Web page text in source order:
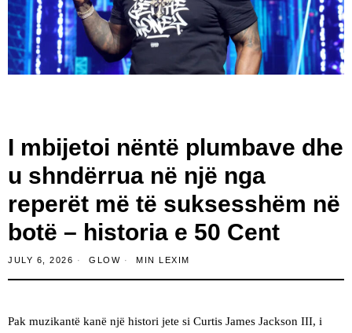
I mbijetoi nëntë plumbave dhe
u shndërrua në një nga
reperët më të suksesshëm në
botë – historia e 50 Cent
JULY 6, 2026 GLOW MIN LEXIM
Pak muzikantë kanë një histori jete si Curtis James Jackson III, i